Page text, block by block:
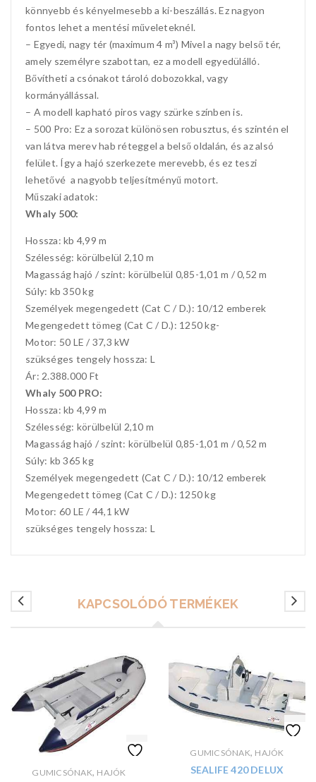
könnyebb és kényelmesebb a ki-beszállás. Ez nagyon
fontos lehet a mentési műveleteknél.
– Egyedi, nagy tér (maximum 4 m³) Mivel a nagy belső tér,
amely személyre szabottan, ez a modell egyedülálló.
Bővítheti a csónakot tároló dobozokkal, vagy
kormányállással.
– A modell kapható piros vagy szürke színben is.
– 500 Pro: Ez a sorozat különösen robusztus, és szintén el
van látva merev hab réteggel a belső oldalán, és az alsó
felület. Így a hajó szerkezete merevebb, és ez teszi
lehetővé a nagyobb teljesítményű motort.
Műszaki adatok:
Whaly 500:
Hossza: kb 4,99 m
Szélesség: körülbelül 2,10 m
Magasság hajó / szint: körülbelül 0,85-1,01 m / 0,52 m
Súly: kb 350 kg
Személyek megengedett (Cat C / D.): 10/12 emberek
Megengedett tömeg (Cat C / D.): 1250 kg-
Motor: 50 LE / 37,3 kW
szükséges tengely hossza: L
Ár: 2.388.000 Ft
Whaly 500 PRO:
Hossza: kb 4,99 m
Szélesség: körülbelül 2,10 m
Magasság hajó / szint: körülbelül 0,85-1,01 m / 0,52 m
Súly: kb 365 kg
Személyek megengedett (Cat C / D.): 10/12 emberek
Megengedett tömeg (Cat C / D.): 1250 kg
Motor: 60 LE / 44,1 kW
szükséges tengely hossza: L
KAPCSOLÓDÓ TERMÉKEK
GUMICSÓNAK, HAJÓK
GUMICSÓNAK, HAJÓK
SEALIFE 420 DELUX